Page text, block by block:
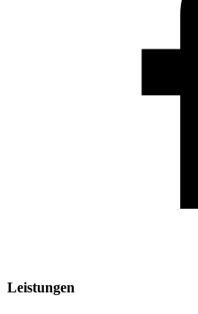
Leistungen